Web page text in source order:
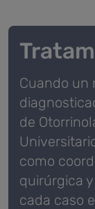
Cuando un
de
como
quirúrgica
cada caso